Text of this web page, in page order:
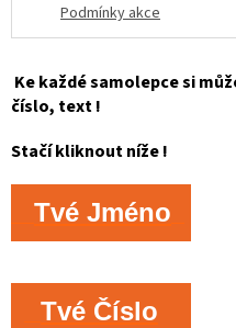
Podmínky akce
Ke každé samolepce si
číslo, text !
Stačí kliknout níže !
Tvé Jméno
Tvé Číslo